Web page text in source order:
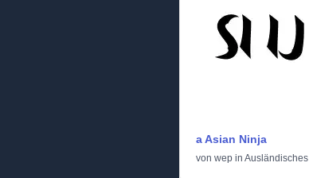
a Asian Ninja
von wep in Ausländisches